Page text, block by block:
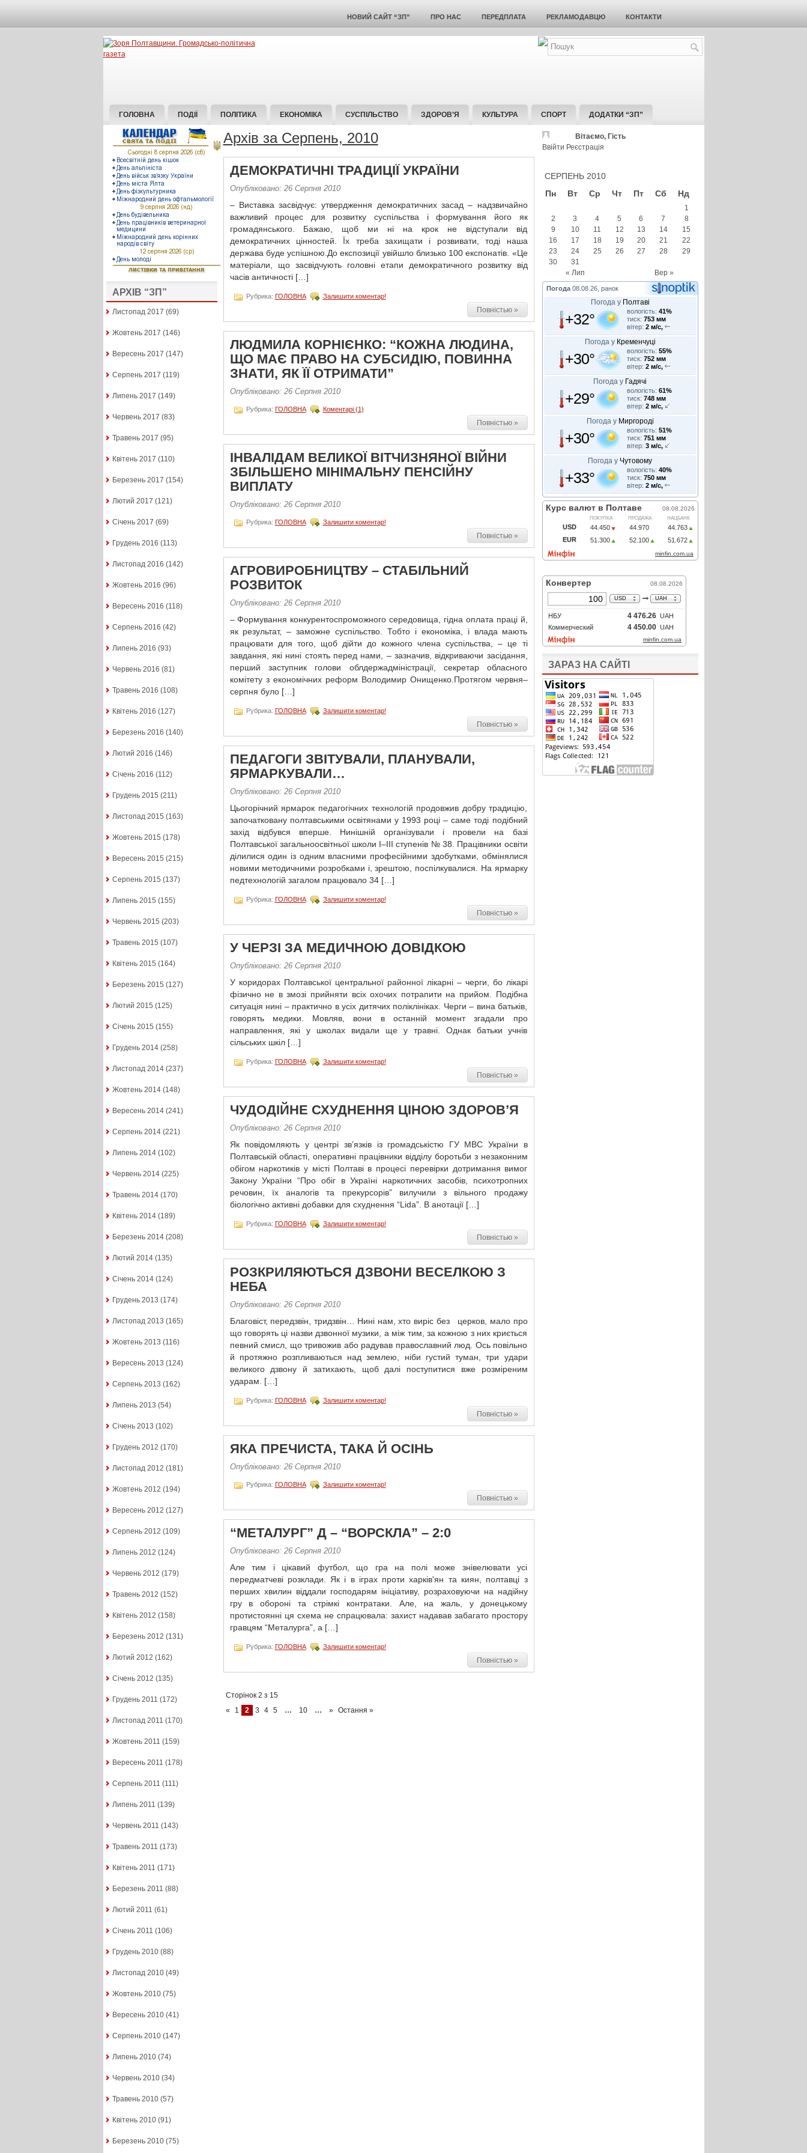
НОВИЙ САЙТ “ЗП” ПРО НАС ПЕРЕДПЛАТА РЕКЛАМОДАВЦЮ КОНТАКТИ
ГОЛОВНА ПОДІЇ ПОЛІТИКА ЕКОНОМІКА СУСПІЛЬСТВО ЗДОРОВ’Я КУЛЬТУРА СПОРТ ДОДАТКИ “ЗП”
АРХІВ “ЗП”
Листопад 2017 (69)
Жовтень 2017 (146)
Вересень 2017 (147)
Серпень 2017 (119)
Липень 2017 (149)
Червень 2017 (83)
Травень 2017 (95)
Квітень 2017 (110)
Березень 2017 (154)
Лютий 2017 (121)
Січень 2017 (69)
Грудень 2016 (113)
Листопад 2016 (142)
Жовтень 2016 (96)
Вересень 2016 (118)
Серпень 2016 (42)
Липень 2016 (93)
Червень 2016 (81)
Травень 2016 (108)
Квітень 2016 (127)
Березень 2016 (140)
Лютий 2016 (146)
Січень 2016 (112)
Грудень 2015 (211)
Листопад 2015 (163)
Жовтень 2015 (178)
Вересень 2015 (215)
Серпень 2015 (137)
Липень 2015 (155)
Червень 2015 (203)
Травень 2015 (107)
Квітень 2015 (164)
Березень 2015 (127)
Лютий 2015 (125)
Січень 2015 (155)
Грудень 2014(258)
Листопад 2014(237)
Жовтень 2014(148)
Вересень 2014(241)
Серпень 2014(221)
Липень 2014(102)
Червень 2014(225)
Травень 2014(170)
Квітень 2014(189)
Березень 2014(208)
Лютий 2014(135)
Січень 2014(124)
Грудень 2013 (174)
Листопад 2013 (165)
Жовтень 2013 (116)
Вересень 2013 (124)
Серпень 2013 (162)
Липень 2013 (54)
Січень 2013 (102)
Грудень 2012 (170)
Листопад 2012 (181)
Жовтень 2012 (194)
Вересень 2012 (127)
Серпень 2012 (109)
Липень 2012 (124)
Червень 2012 (179)
Травень 2012 (152)
Квітень 2012 (158)
Березень 2012 (131)
Лютий 2012 (162)
Січень 2012 (135)
Грудень 2011 (172)
Листопад 2011 (170)
Жовтень 2011 (159)
Вересень 2011 (178)
Серпень 2011 (111)
Липень 2011 (139)
Червень 2011 (143)
Травень 2011 (173)
Квітень 2011 (171)
Березень 2011 (88)
Лютий 2011 (61)
Січень 2011 (106)
Грудень 2010(88)
Листопад 2010(49)
Жовтень 2010(75)
Вересень 2010(41)
Серпень 2010(147)
Липень 2010(74)
Червень 2010(34)
Травень 2010(57)
Квітень 2010(91)
Березень 2010(75)
Архів за Серпень, 2010
ДЕМОКРАТИЧНІ ТРАДИЦІЇ УКРАЇНИ
Опубліковано: 26 Серпня 2010
– Виставка засвідчує: утвердження демократичних засад – надзвичайно
важливий процес для розвитку суспільства і формування його як
громадянського. Бажаю, щоб ми ні на крок не відступали від
демократичних цінностей. Їх треба захищати і розвивати, тоді наша
держава буде успішною.До експозиції увійшло близько 100 експонатів. «Це
матеріали, що засвідчують головні етапи демократичного розвитку від
часів античності […]
Рубрика: ГОЛОВНА Залишити коментар!
Повністью »
ЛЮДМИЛА КОРНІЄНКО: “КОЖНА ЛЮДИНА,
ЩО МАЄ ПРАВО НА СУБСИДІЮ, ПОВИННА
ЗНАТИ, ЯК ЇЇ ОТРИМАТИ”
Опубліковано: 26 Серпня 2010
Рубрика: ГОЛОВНА Коментарі (1)
Повністью »
ІНВАЛІДАМ ВЕЛИКОЇ ВІТЧИЗНЯНОЇ ВІЙНИ
ЗБІЛЬШЕНО МІНІМАЛЬНУ ПЕНСІЙНУ
ВИПЛАТУ
Опубліковано: 26 Серпня 2010
Рубрика: ГОЛОВНА Залишити коментар!
Повністью »
АГРОВИРОБНИЦТВУ – СТАБІЛЬНИЙ
РОЗВИТОК
Опубліковано: 26 Серпня 2010
– Формування конкурентоспроможного середовища, гідна оплата праці й,
як результат, – заможне суспільство. Тобто і економіка, і влада мають
працювати для того, щоб дійти до кожного члена суспільства, – це ті
завдання, які нині стоять перед нами, – зазначив, відкриваючи засідання,
перший заступник голови облдержадміністрації, секретар обласного
комітету з економічних реформ Володимир Онищенко.Протягом червня–
серпня було […]
Рубрика: ГОЛОВНА Залишити коментар!
Повністью »
ПЕДАГОГИ ЗВІТУВАЛИ, ПЛАНУВАЛИ,
ЯРМАРКУВАЛИ…
Опубліковано: 26 Серпня 2010
Цьогорічний ярмарок педагогічних технологій продовжив добру традицію,
започатковану полтавськими освітянами у 1993 році – саме тоді подібний
захід відбувся вперше. Нинішній організували і провели на базі
Полтавської загальноосвітньої школи I–III ступенів № 38. Працівники освіти
ділилися один із одним власними професійними здобутками, обмінялися
новими методичними розробками і, зрештою, поспілкувалися. На ярмарку
педтехнологій загалом працювало 34 […]
Рубрика: ГОЛОВНА Залишити коментар!
Повністью »
У ЧЕРЗІ ЗА МЕДИЧНОЮ ДОВІДКОЮ
Опубліковано: 26 Серпня 2010
У коридорах Полтавської центральної районної лікарні – черги, бо лікарі
фізично не в змозі прийняти всіх охочих потрапити на прийом. Подібна
ситуація нині – практично в усіх дитячих поліклініках. Черги – вина батьків,
говорять медики. Мовляв, вони в останній момент згадали про
направлення, які у школах видали ще у травні. Однак батьки учнів
сільських шкіл […]
Рубрика: ГОЛОВНА Залишити коментар!
Повністью »
ЧУДОДІЙНЕ СХУДНЕННЯ ЦІНОЮ ЗДОРОВ’Я
Опубліковано: 26 Серпня 2010
Як повідомляють у центрі зв’язків із громадськістю ГУ МВС України в
Полтавській області, оперативні працівники відділу боротьби з незаконним
обігом наркотиків у місті Полтаві в процесі перевірки дотримання вимог
Закону України “Про обіг в Україні наркотичних засобів, психотропних
речовин, їх аналогів та прекурсорів” вилучили з вільного продажу
біологічно активні добавки для схуднення “Lida”. В анотації […]
Рубрика: ГОЛОВНА Залишити коментар!
Повністью »
РОЗКРИЛЯЮТЬСЯ ДЗВОНИ ВЕСЕЛКОЮ З
НЕБА
Опубліковано: 26 Серпня 2010
Благовіст, передзвін, тридзвін… Нині нам, хто виріс без церков, мало про
що говорять ці назви дзвонної музики, а між тим, за кожною з них криється
певний смисл, що тривожив або радував православний люд. Ось повільно
й протяжно розпливаються над землею, ніби густий туман, три удари
великого дзвону й затихають, щоб далі поступитися вже розміреним
ударам. […]
Рубрика: ГОЛОВНА Залишити коментар!
Повністью »
ЯКА ПРЕЧИСТА, ТАКА Й ОСІНЬ
Опубліковано: 26 Серпня 2010
Рубрика: ГОЛОВНА Залишити коментар!
Повністью »
“МЕТАЛУРГ” Д – “ВОРСКЛА” – 2:0
Опубліковано: 26 Серпня 2010
Але тим і цікавий футбол, що гра на полі може знівелювати усі
передматчеві розклади. Як і в іграх проти харків'ян та киян, полтавці з
перших хвилин віддали господарям ініціативу, розраховуючи на надійну
гру в обороні та стрімкі контратаки. Але, на жаль, у донецькому
протистоянні ця схема не спрацювала: захист надавав забагато простору
гравцям “Металурга”, а […]
Рубрика: ГОЛОВНА Залишити коментар!
Повністью »
Сторінок 2 з 15
«
1 2 3 4 5 ... 10 ... » Остання »
Вітаємо, Гість
Ввійти Реєстрація
СЕРПЕНЬ 2010
Пн
Вт Ср Чт Пт Сб Нд
« Лип Вер »
1
2
3 4 5 6 7
8
9
10 11 12 13 14
15
16
17 18 19 20 21
22
23
24 25 26 27 28
29
30
31
Погода 08.08.26, ранок
Погода у Полтаві
+32° вологість: 41%
тиск: 753 мм
вітер: 2 м/с,
Погода у Кременчуці
+30° вологість: 55%
тиск: 752 мм
вітер: 2 м/с,
Погода у Гадячі
+29° вологість: 61%
тиск: 748 мм
вітер: 2 м/с,
Погода у Миргороді
+30° вологість: 51%
тиск: 751 мм
вітер: 3 м/с,
Погода у Чутовому
+33° вологість: 40%
тиск: 750 мм
вітер: 2 м/с,
ЗАРАЗ НА САЙТІ